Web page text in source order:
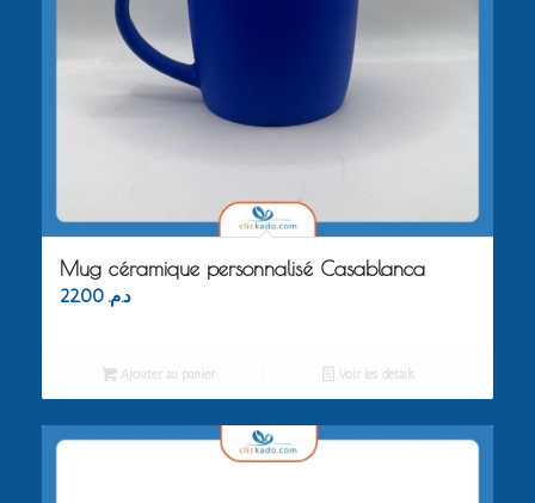
Mug céramique personnalisé Casablanca
د.م. 22.00
Ajouter au panier Voir les détails